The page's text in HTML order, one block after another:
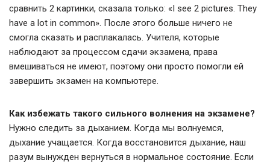
сравнить 2 картинки, сказала только: «I see 2 pictures. They
have a lot in common». После этого больше ничего не
смогла сказать и расплакалась. Учителя, которые
наблюдают за процессом сдачи экзамена, права
вмешиваться не имеют, поэтому они просто помогли ей
завершить экзамен на компьютере.
Как избежать такого сильного волнения на экзамене?
Нужно следить за дыханием. Когда мы волнуемся,
дыхание учащается. Когда восстановится дыхание, наш
разум вынужден вернуться в нормальное состояние. Если